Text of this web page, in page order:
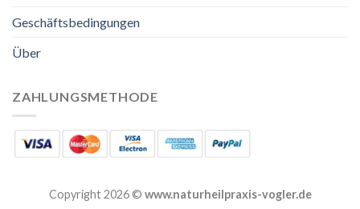
Geschäftsbedingungen
Über
ZAHLUNGSMETHODE
Copyright 2026 © www.naturheilpraxis-vogler.de